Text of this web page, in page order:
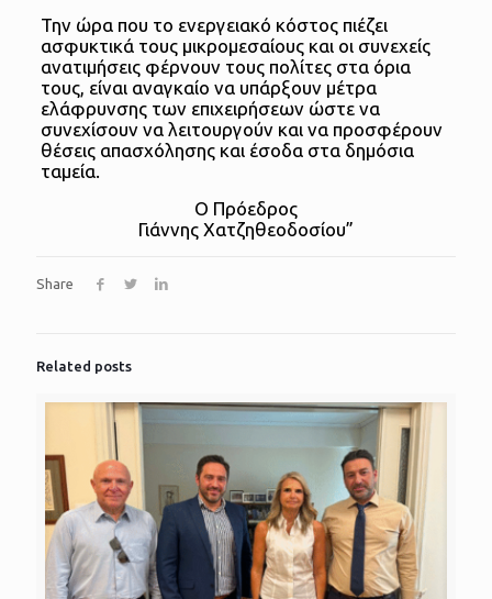
Την ώρα που το ενεργειακό κόστος πιέζει
ασφυκτικά τους μικρομεσαίους και οι συνεχείς
ανατιμήσεις φέρνουν τους πολίτες στα όρια
τους, είναι αναγκαίο να υπάρξουν μέτρα
ελάφρυνσης των επιχειρήσεων ώστε να
συνεχίσουν να λειτουργούν και να προσφέρουν
θέσεις απασχόλησης και έσοδα στα δημόσια
ταμεία.
Ο Πρόεδρος
Γιάννης Χατζηθεοδοσίου”
Share
Related posts